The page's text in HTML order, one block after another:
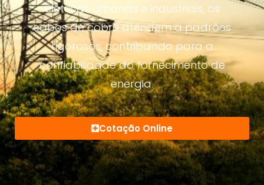
elétricas urbanas e industriais, os
cabos de cobre atendem a padrões
rigorosos, contribuindo para a
confiabilidade do fornecimento de
energia.
Cotação Online